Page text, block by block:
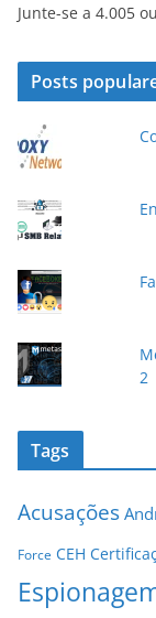
ç
d
-
a
i
Junte-se a 4.005
Posts
2
Tags
Acusações
Force CEH